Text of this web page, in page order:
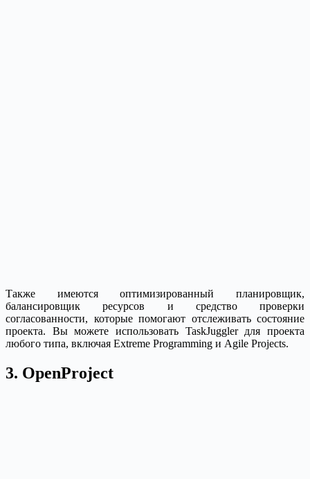
Также имеются оптимизированный планировщик,
балансировщик ресурсов и средство проверки
согласованности, которые помогают отслеживать состояние
проекта. Вы можете использовать TaskJuggler для проекта
любого типа, включая Extreme Programming и Agile Projects.
3. OpenProject